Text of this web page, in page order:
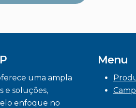
uma ampla
e soluções,
enfoque no
Menu